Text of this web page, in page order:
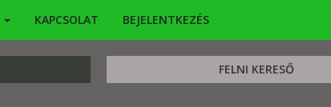
KAPCSOLAT BEJELENTKEZÉS
FELNI KERESŐ
KERESÉS